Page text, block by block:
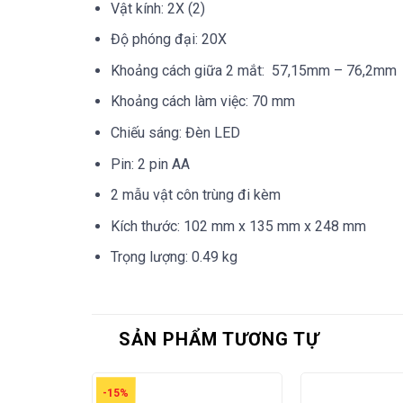
Vật kính: 2X (2)
Độ phóng đại: 20X
Khoảng cách giữa 2 mắt: 57,15mm – 76,2mm
Khoảng cách làm việc: 70 mm
Chiếu sáng: Đèn LED
Pin: 2 pin AA
2 mẫu vật côn trùng đi kèm
Kích thước: 102 mm x 135 mm x 248 mm
Trọng lượng: 0.49 kg
SẢN PHẨM TƯƠNG TỰ
-15%